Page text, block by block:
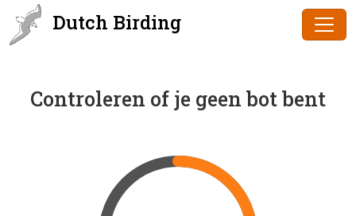
Dutch Birding
Controleren of je geen bot bent